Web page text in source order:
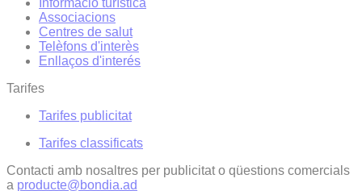
Informació turística
Associacions
Centres de salut
Telèfons d'interès
Enllaços d'interés
Tarifes
Tarifes publicitat
Tarifes classificats
Contacti amb nosaltres per publicitat o qüestions comercials
a producte@bondia.ad